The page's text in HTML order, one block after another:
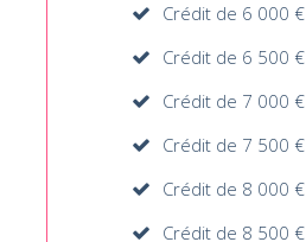
Crédit de 6 000 €
Crédit de 6 500 €
Crédit de 7 000 €
Crédit de 7 500 €
Crédit de 8 000 €
Crédit de 8 500 €